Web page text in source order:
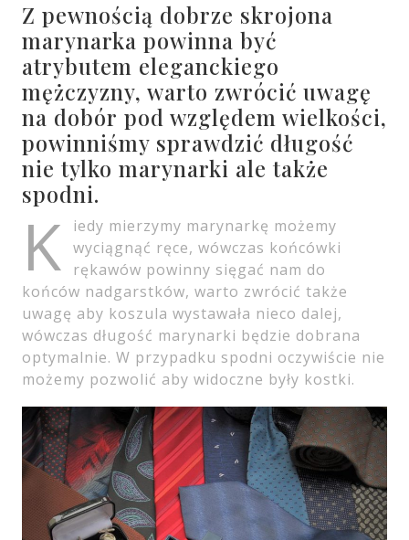
Z pewnością dobrze skrojona
marynarka powinna być
atrybutem eleganckiego
mężczyzny, warto zwrócić uwagę
na dobór pod względem wielkości,
powinniśmy sprawdzić długość
nie tylko marynarki ale także
spodni.
K
iedy mierzymy marynarkę możemy
wyciągnąć ręce, wówczas końcówki
rękawów powinny sięgać nam do
końców nadgarstków, warto zwrócić także
uwagę aby koszula wystawała nieco dalej,
wówczas długość marynarki będzie dobrana
optymalnie. W przypadku spodni oczywiście nie
możemy pozwolić aby widoczne były kostki.